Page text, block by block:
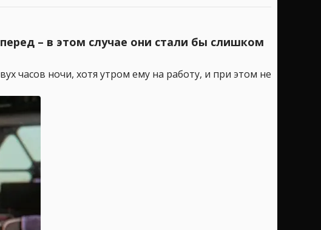
– в этом случае они стали бы слишком
часов ночи, хотя утром ему на работу, и при этом не